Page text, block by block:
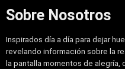
Sobre Nosotros
Inspirados día a día para dejar
revelando información sobre la
la pantalla momentos de